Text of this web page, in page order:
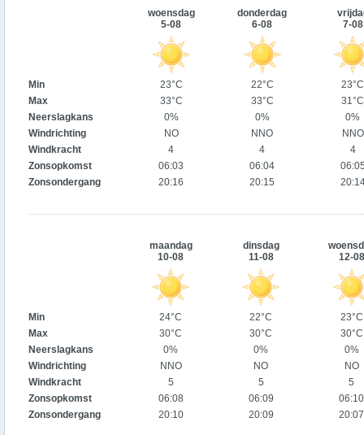
woensdag
5-08
donderdag
6-08
7-08
Min 23°C 22°C
23°C
Max
33°C 33°C
31°C
Neerslagkans
0% 0%
0%
Windrichting
NO NNO
NNO
Windkracht
4 4
4
Zonsopkomst
06:03 06:04
Zonsondergang
20:16 20:15
maandag
10-08
dinsdag
11-08
12-08
Min 24°C 22°C
23°C
Max
30°C 30°C
30°C
Neerslagkans
0% 0%
0%
Windrichting
NNO NO
NO
Windkracht
5 5
5
Zonsopkomst
06:08 06:09
06:10
Zonsondergang
20:10 20:09 20:07